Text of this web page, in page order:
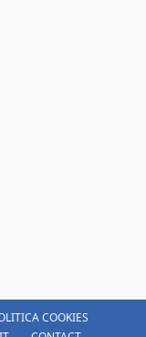
COOKIES